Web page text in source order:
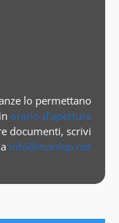
lo permettano
in orario d’apertura
documenti, scrivi
info@manlop.net